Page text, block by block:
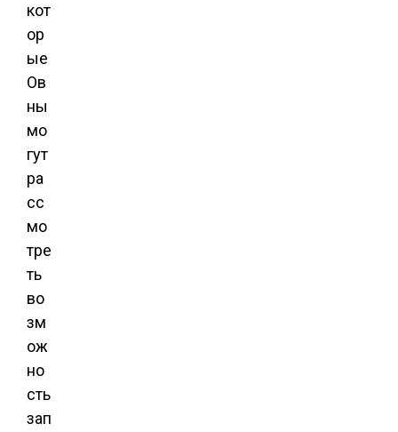
кот
ор
ые
Ов
ны
мо
гут
ра
сс
мо
тре
ть
во
зм
ож
но
сть
зап